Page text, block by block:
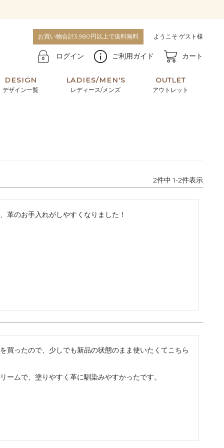
お買い物合計3,980円以上で送料無料 ようこそ ゲスト様
ログイン ご利用ガイド カート
DESIGN
デザイン一覧
LADIES/MEN'S
レディース/メンズ
OUTLET
アウトレット
2件中 1-2件表示
革のお手入れがしやすくなりました！
買ったので、少しでも新品の状態のまま使いたくてこちら
ームで、塗りやすく革に馴染みやすかったです。